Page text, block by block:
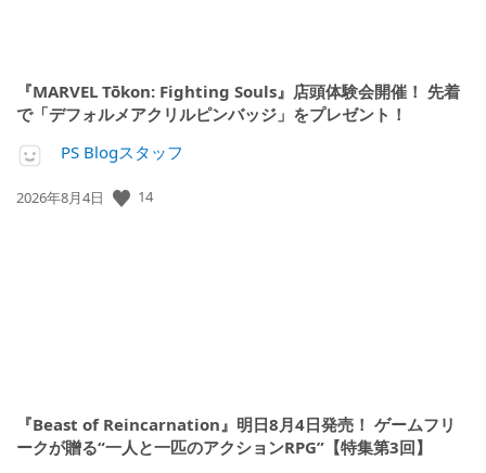
『MARVEL Tōkon: Fighting Souls』店頭体験会開催！ 先着
で「デフォルメアクリルピンバッジ」をプレゼント！
PS Blogスタッフ
公
2026年8月4日 14
『Beast of Reincarnation』明日8月4日発売！ ゲームフリ
ークが贈る“一人と一匹のアクションRPG”【特集第3回】